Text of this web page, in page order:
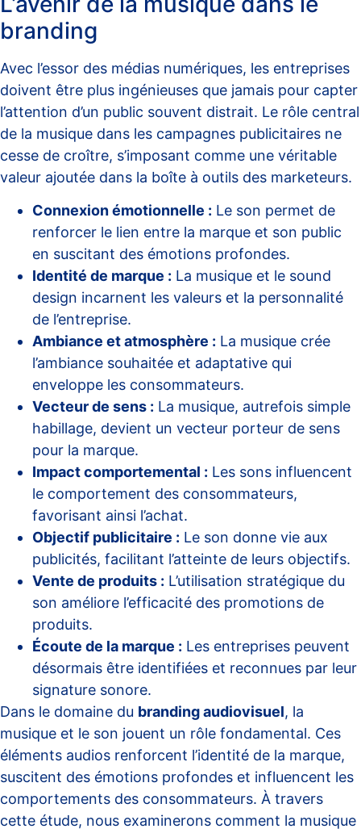
branding
Avec l’essor des médias numériques, les entreprises
doivent être plus ingénieuses que jamais pour capter
l’attention d’un public souvent distrait. Le rôle central
de la musique dans les campagnes publicitaires ne
cesse de croître, s’imposant comme une véritable
valeur ajoutée dans la boîte à outils des marketeurs.
Connexion émotionnelle : Le son permet de
renforcer le lien entre la marque et son public
en suscitant des émotions profondes.
Identité de marque : La musique et le sound
design incarnent les valeurs et la personnalité
de l’entreprise.
Ambiance et atmosphère : La musique crée
l’ambiance souhaitée et adaptative qui
enveloppe les consommateurs.
Vecteur de sens : La musique, autrefois simple
habillage, devient un vecteur porteur de sens
pour la marque.
Impact comportemental : Les sons influencent
le comportement des consommateurs,
favorisant ainsi l’achat.
Objectif publicitaire : Le son donne vie aux
publicités, facilitant l’atteinte de leurs objectifs.
Vente de produits : L’utilisation stratégique du
son améliore l’efficacité des promotions de
produits.
Écoute de la marque : Les entreprises peuvent
désormais être identifiées et reconnues par leur
signature sonore.
Dans le domaine du branding audiovisuel, la
musique et le son jouent un rôle fondamental. Ces
éléments audios renforcent l’identité de la marque,
suscitent des émotions profondes et influencent les
comportements des consommateurs. À travers
cette étude, nous examinerons comment la musique